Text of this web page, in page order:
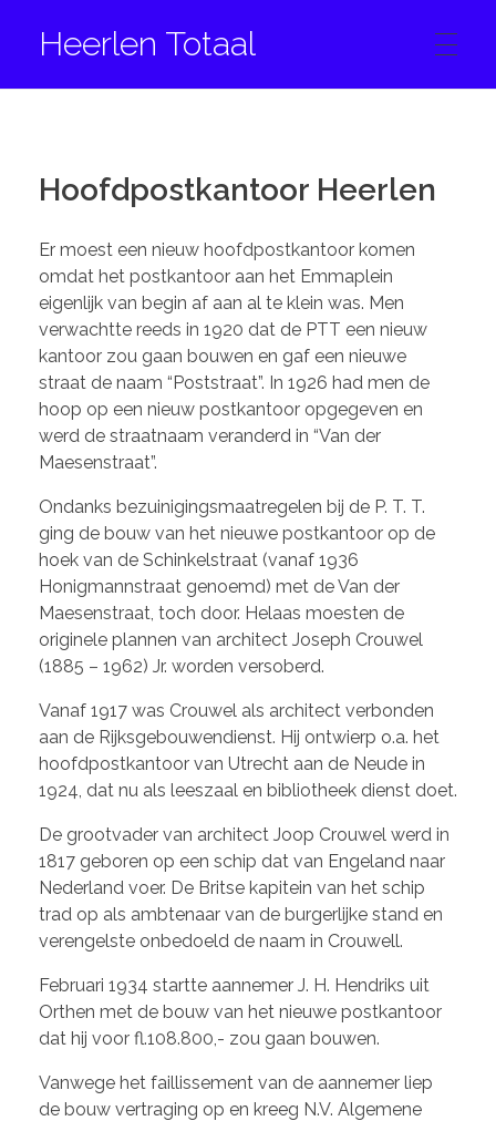
Heerlen Totaal
FACEBOOK
Hoofdpostkantoor Heerlen
Er moest een nieuw hoofdpostkantoor komen
omdat het postkantoor aan het Emmaplein
eigenlijk van begin af aan al te klein was. Men
verwachtte reeds in 1920 dat de PTT een nieuw
kantoor zou gaan bouwen en gaf een nieuwe
straat de naam “Poststraat”. In 1926 had men de
hoop op een nieuw postkantoor opgegeven en
werd de straatnaam veranderd in “Van der
Maesenstraat”.
Ondanks bezuinigingsmaatregelen bij de P. T. T.
ging de bouw van het nieuwe postkantoor op de
hoek van de Schinkelstraat (vanaf 1936
Honigmannstraat genoemd) met de Van der
Maesenstraat, toch door. Helaas moesten de
originele plannen van architect Joseph Crouwel
(1885 – 1962) Jr. worden versoberd.
Vanaf 1917 was Crouwel als architect verbonden
aan de Rijksgebouwendienst. Hij ontwierp o.a. het
hoofdpostkantoor van Utrecht aan de Neude in
1924, dat nu als leeszaal en bibliotheek dienst doet.
De grootvader van architect Joop Crouwel werd in
1817 geboren op een schip dat van Engeland naar
Nederland voer. De Britse kapitein van het schip
trad op als ambtenaar van de burgerlijke stand en
verengelste onbedoeld de naam in Crouwell.
Februari 1934 startte aannemer J. H. Hendriks uit
Orthen met de bouw van het nieuwe postkantoor
dat hij voor fl.108.800,- zou gaan bouwen.
Vanwege het faillissement van de aannemer liep
de bouw vertraging op en kreeg N.V. Algemene